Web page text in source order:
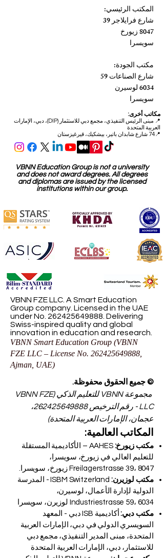
المكتب الرئيسي:
شارع فرايلاجر 39
8047 زيورخ
سويسرا
مكتب الجودة:
شارع الصناعات 59
6034 لوسيرن
سويسرا
مكاتب أخرى:
📍
مبنى الرئيس التنفيذي، مجمع دبي للاستثمار (DIP)، دبي، الإمارات
العربية المتحدة
📍74 شارع شابدان باتير، بيشكيك، قيرغيزستان
VBNN Education Group is not a university
and does not award degrees. All degrees
and diplomas are issued by the licensed
institutions within our group.
VBNN FZE LLC. A Smart Education
Group company. Licensed in the UAE
under No. 262425649888 . Delivering
Swiss-inspired quality and global
innovation in education and research.
VBNN Smart Education Group (VBNN
FZE LLC – License No. 262425649888
Ajman, UAE)
© جميع الحقوق محفوظة.
مجموعة VBNN للتعليم الذكي (VBNN FZE
LLC - رقم الترخيص
262425649888،
عجمان، الإمارات العربية المتحدة)
المكاتب العالمية:
مكتب زيورخ:
AAHES – الأكاديمية المستقلة
للتعليم العالي في زيورخ، سويسرا،
Freilagerstrasse 39، 8047 زيورخ، سويسرا.
مكتب لوزيرن:
ISBM Switzerland - المدرسة
الدولية لإدارة الأعمال، لوسيرن،
Industriestrasse 59، 6034 لوزيرن، سويسرا
مكتب دبي:
أكاديمية ISB دبي - المعهد
السويسري الدولي في دبي، الإمارات العربية
المتحدة، مبنى المدير التنفيذي، مجمع دبي
للاستثمار، دبي، الإمارات العربية المتحدة